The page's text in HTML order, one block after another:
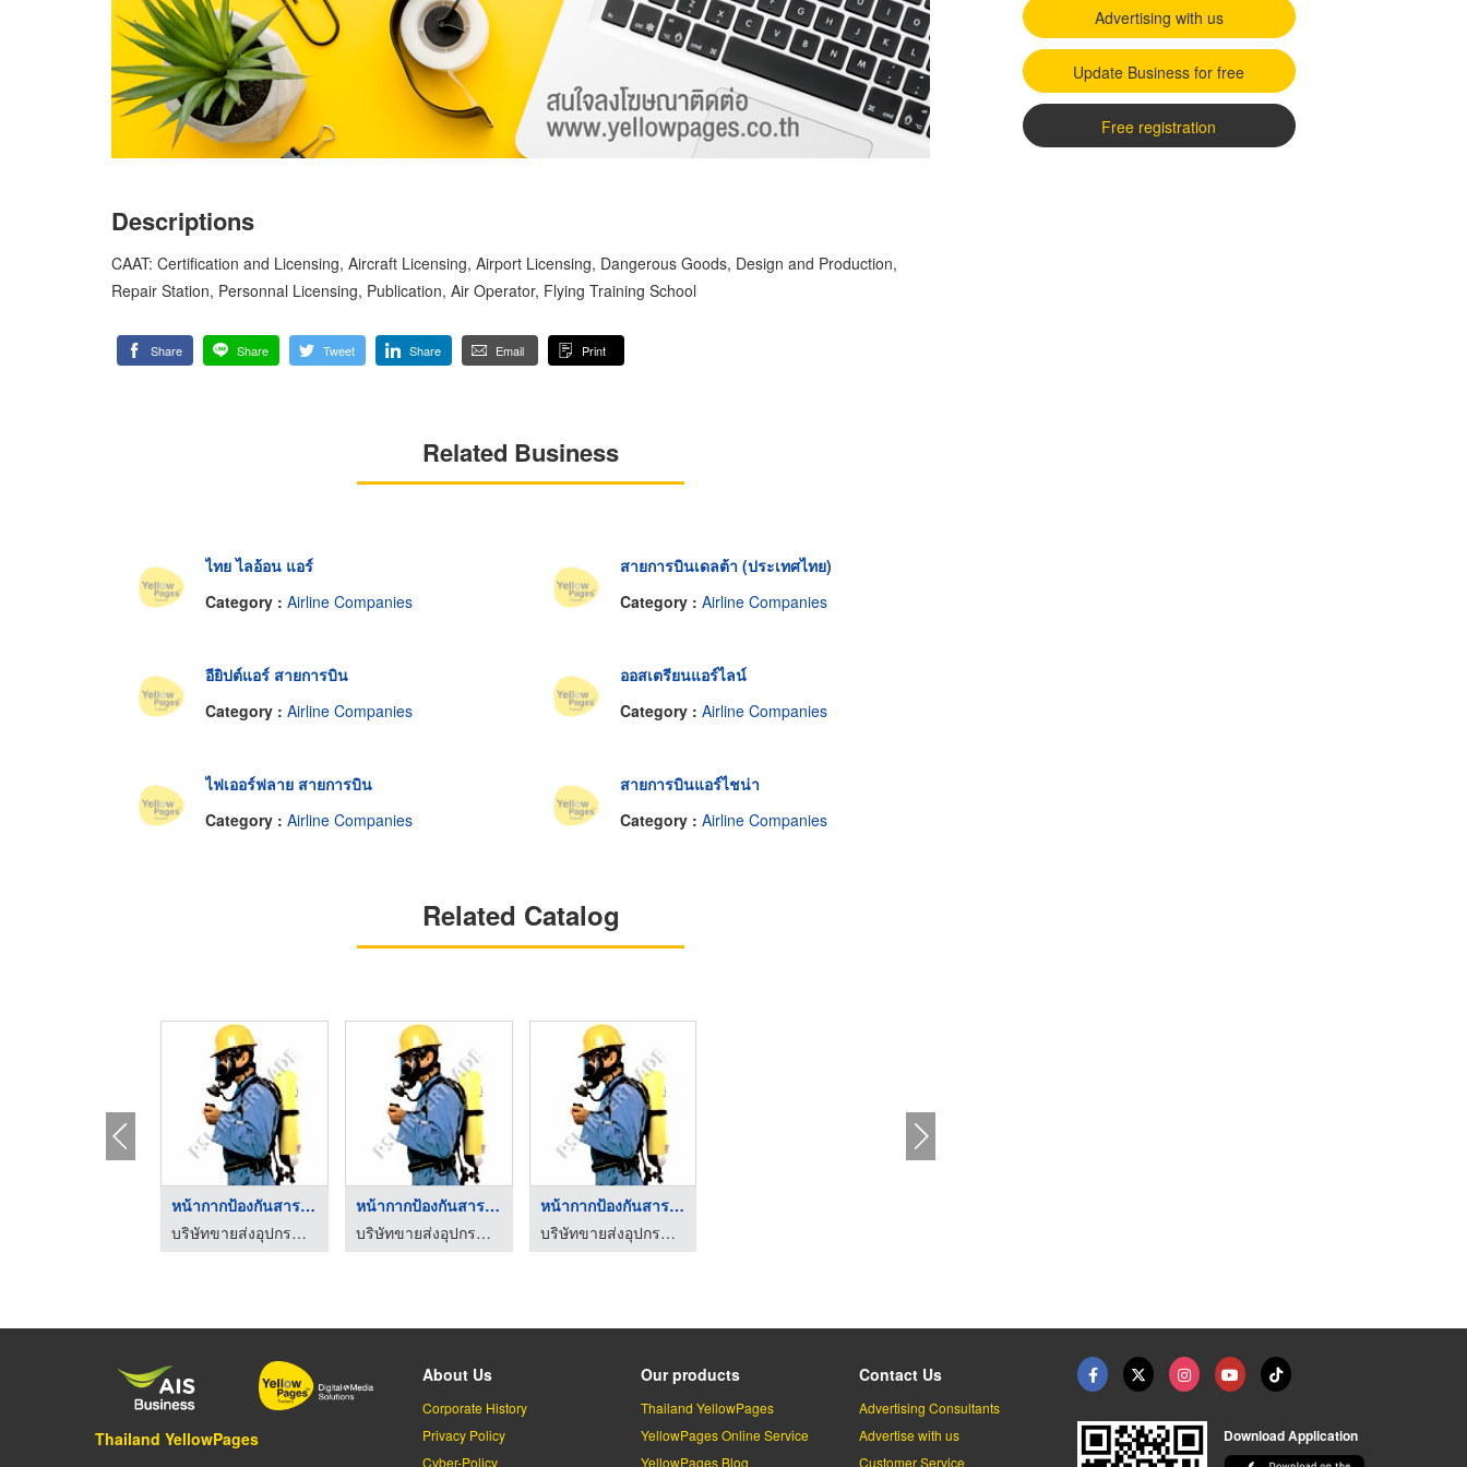
Descriptions
CAAT: Certification and Licensing, Aircraft Licensing, Airport Licensing, Dangerous Goods, Design and Production,
Repair Station, Personnal Licensing, Publication, Air Operator, Flying Training School
Share Share Tweet Share Email Print
Related Business
ไทย ไลอ้อน แอร์
Category : Airline Companies
สายการบินเดลต้า (ประเทศไทย)
Category : Airline Companies
อียิปต์แอร์ สายการบิน
Category : Airline Companies
ออสเตรียนแอร์ไลน์
Category : Airline Companies
ไฟเออร์ฟลาย สายการบิน
Category : Airline Companies
สายการบินแอร์ไชน่า
Category : Airline Companies
Related Catalog
หน้ากากป้องกันสารเคม ...
บริษัทขายส่งอุปกรณ์เซฟตี้ ราคาถูก พีเอสแอล
หน้ากากป้องกันสารเคม ...
บริษัทขายส่งอุปกรณ์เซฟตี้ ราคาถูก พีเอสแอล
หน้ากากป้องกันสารเคม ...
บริษัทขายส่งอุปกรณ์เซฟตี้ ราคาถูก พีเอสแอล
Advertising with us
Update Business for free
Free registration
Thailand YellowPages
About Us
Corporate History
Privacy Policy
Cyber-Policy
Our products
Thailand YellowPages
YellowPages Online Service
YellowPages Blog
Contact Us
Advertising Consultants
Advertise with us
Customer Service
Download Application